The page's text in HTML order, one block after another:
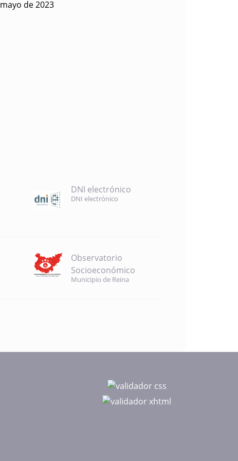
de 2023
DNI electrónico
DNI electrónico
Observatorio
Socioeconómico
Municipio de Reina